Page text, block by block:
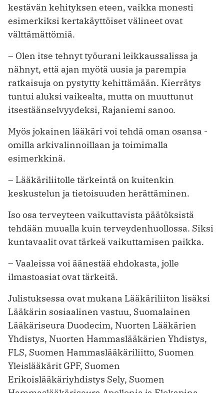
kestävän kehityksen eteen, vaikka monesti
esimerkiksi kertakäyttöiset välineet ovat
välttämättömiä.
– Olen itse tehnyt työurani leikkaussalissa ja
nähnyt, että ajan myötä uusia ja parempia
ratkaisuja on pystytty kehittämään. Kierrätys
tuntui aluksi vaikealta, mutta on muuttunut
itsestäänselvyydeksi, Rajaniemi sanoo.
Myös jokainen lääkäri voi tehdä oman osansa -
omilla arkivalinnoillaan ja toimimalla
esimerkkinä.
– Lääkäriliitolle tärkeintä on kuitenkin
keskustelun ja tietoisuuden herättäminen.
Iso osa terveyteen vaikuttavista päätöksistä
tehdään muualla kuin terveydenhuollossa. Siksi
kuntavaalit ovat tärkeä vaikuttamisen paikka.
– Vaaleissa voi äänestää ehdokasta, jolle
ilmastoasiat ovat tärkeitä.
Julistuksessa ovat mukana Lääkäriliiton lisäksi
Lääkärin sosiaalinen vastuu, Suomalainen
Lääkäriseura Duodecim, Nuorten Lääkärien
Yhdistys, Nuorten Hammaslääkärien Yhdistys,
FLS, Suomen Hammaslääkäriliitto, Suomen
Yleislääkärit GPF, Suomen
Erikoislääkäriyhdistys Sely, Suomen